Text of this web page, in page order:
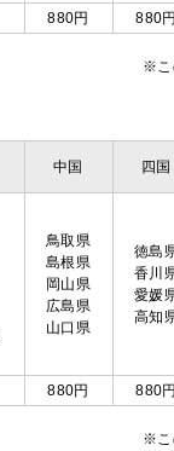
880円 880円
※こ
中国 四国
鳥取県
島根県
岡山県
広島県
山口県
徳島
香川
愛媛
高知
880円 880円
※こ